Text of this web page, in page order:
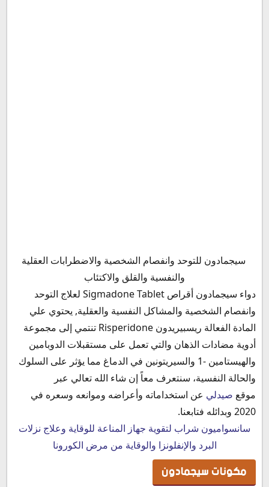
مكونات سيجمادون
خواص دواء سيجمادون Sigmadone 3mg
دواعي استعمال دواء سيجمادون
الأعراض الجانبية لدواء سيجمادون
موانع استخدام سيجمادون أقراص Sigmadone Tablet
أضرار دواء سيجمادون
دواء سيجمادون للتوحد
سيجمادون للوسواس القهري
هل سيجمادون مفيد لأطفال التوحد
سيجمادون للرهاب
مخاطر سيجمادون Sigmadone 3mg
سيجمادون للاطفال
أعراض انسحاب سيجمادون
تجارب سيجمادون 3 مجم
سيجمادون للتوحد وانفصام الشخصية والاضطرابات العقلية
والنفسية والقلق والاكتئاب
دواء سيجمادون أقراص Sigmadone Tablet لعلاج التوحد
وانفصام الشخصية والمشاكل النفسية والعقلية, يحتوي علي
المادة الفعالة ريسبيريدون Risperidone تنتمي إلى مجموعة
أدوية مضادات الذهان والتي تعمل على مستقبلات الدوبامين
والهيستامين -1 والسيريتونين في الدماغ مما يؤثر على السلوك
والحالة النفسية، سنتعرف معاً إن شاء الله تعالي عبر
موقع صيدلي عن استخداماته وأعراضه وموانعه وسعره في
2020 وبدائله فتابعنا.
سانسواميون شراب لتقوية جهاز المناعة للوقاية وعلاج نزلات
البرد والإنفلونزا والوقاية من مرض الكورونا
مكونات سيجمادون